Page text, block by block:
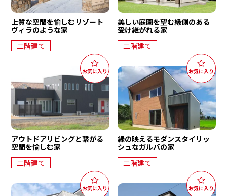
上質な空間を愉しむリゾート
ヴィラのような家
二階建て
美しい庭園を望む縁側のある
受け継がれる家
二階建て
アウトドアリビングと繋がる
空間を愉しむ家
二階建て
緑の映えるモダンスタイリッ
シュなガルバの家
二階建て